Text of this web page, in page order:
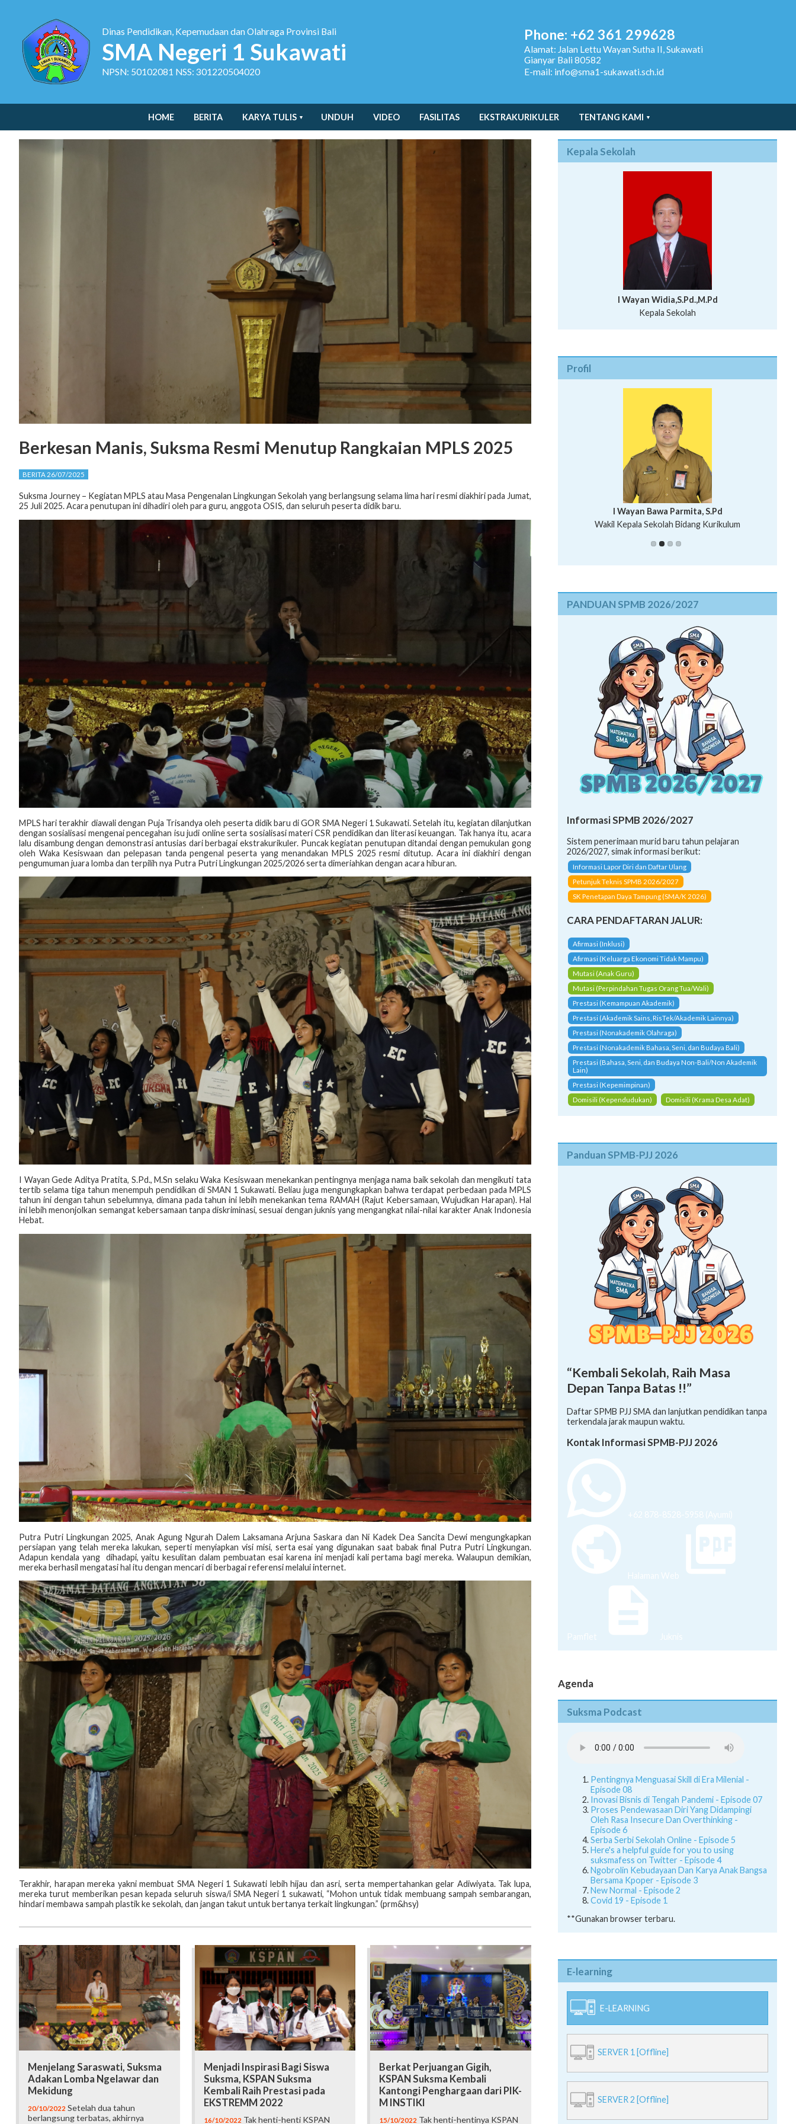
Dinas Pendidikan, Kepemudaan dan Olahraga Provinsi Bali
SMA Negeri 1 Sukawati
NPSN: 50102081 NSS: 301220504020
Phone: +62 361 299628
Alamat: Jalan Lettu Wayan Sutha II, Sukawati
Gianyar Bali 80582
E-mail: info@sma1-sukawati.sch.id
HOME BERITA KARYA TULIS UNDUH VIDEO FASILITAS EKSTRAKURIKULER TENTANG KAMI
Berkesan Manis, Suksma Resmi Menutup Rangkaian MPLS 2025
BERITA 26/07/2025
Suksma Journey – Kegiatan MPLS atau Masa Pengenalan Lingkungan Sekolah yang berlangsung selama lima hari resmi diakhiri pada Jumat,
25 Juli 2025. Acara penutupan ini dihadiri oleh para guru, anggota OSIS, dan seluruh peserta didik baru.
MPLS hari terakhir diawali dengan Puja Trisandya oleh peserta didik baru di GOR SMA Negeri 1 Sukawati. Setelah itu, kegiatan dilanjutkan
dengan sosialisasi mengenai pencegahan isu judi online serta sosialisasi materi CSR pendidikan dan literasi keuangan. Tak hanya itu, acara
lalu disambung dengan demonstrasi antusias dari berbagai ekstrakurikuler. Puncak kegiatan penutupan ditandai dengan pemukulan gong
oleh Waka Kesiswaan dan pelepasan tanda pengenal peserta yang menandakan MPLS 2025 resmi ditutup. Acara ini diakhiri dengan
pengumuman juara lomba dan terpilih nya Putra Putri Lingkungan 2025/2026 serta dimeriahkan dengan acara hiburan.
I Wayan Gede Aditya Pratita, S.Pd., M.Sn selaku Waka Kesiswaan menekankan pentingnya menjaga nama baik sekolah dan mengikuti tata
tertib selama tiga tahun menempuh pendidikan di SMAN 1 Sukawati. Beliau juga mengungkapkan bahwa terdapat perbedaan pada MPLS
tahun ini dengan tahun sebelumnya, dimana pada tahun ini lebih menekankan tema RAMAH (Rajut Kebersamaan, Wujudkan Harapan). Hal
ini lebih menonjolkan semangat kebersamaan tanpa diskriminasi, sesuai dengan juknis yang mengangkat nilai-nilai karakter Anak Indonesia
Hebat.
Putra Putri Lingkungan 2025, Anak Agung Ngurah Dalem Laksamana Arjuna Saskara dan Ni Kadek Dea Sancita Dewi mengungkapkan
persiapan yang telah mereka lakukan, seperti menyiapkan visi misi, serta esai yang digunakan saat babak final Putra Putri Lingkungan.
Adapun kendala yang dihadapi, yaitu kesulitan dalam pembuatan esai karena ini menjadi kali pertama bagi mereka. Walaupun demikian,
mereka berhasil mengatasi hal itu dengan mencari di berbagai referensi melalui internet.
Terakhir, harapan mereka yakni membuat SMA Negeri 1 Sukawati lebih hijau dan asri, serta mempertahankan gelar Adiwiyata. Tak lupa,
mereka turut memberikan pesan kepada seluruh siswa/i SMA Negeri 1 sukawati, “Mohon untuk tidak membuang sampah sembarangan,
hindari membawa sampah plastik ke sekolah, dan jangan takut untuk bertanya terkait lingkungan.” (prm&hsy)
Menjelang Saraswati, Suksma
Adakan Lomba Ngelawar dan
Mekidung
20/10/2022 Setelah dua tahun
berlangsung terbatas, akhirnya
Menjadi Inspirasi Bagi Siswa
Suksma, KSPAN Suksma
Kembali Raih Prestasi pada
EKSTREMM 2022
16/10/2022 Tak henti-henti KSPAN
Berkat Perjuangan Gigih,
KSPAN Suksma Kembali
Kantongi Penghargaan dari PIK-
M INSTIKI
15/10/2022 Tak henti-hentinya KSPAN
Kepala Sekolah
I Wayan Widia,S.Pd.,M.Pd
Kepala Sekolah
Profil
Putu Suhartana, S.Pd.
I Wayan Bawa Parmita, S.Pd
Wakil Kepala Sekolah Bidang Kurikulum
I Wayan Gede Aditya Pratita, S.Pd., M.Sn
Wakil Kepala Sekolah Bidang Kesiswaan
Ni Wayan Nopi Sutantri, S.Pd.
PANDUAN SPMB 2026/2027
Informasi SPMB 2026/2027
Sistem penerimaan murid baru tahun pelajaran
2026/2027, simak informasi berikut:
Informasi Lapor Diri dan Daftar Ulang
Petunjuk Teknis SPMB 2026/2027
SK Penetapan Daya Tampung (SMA/K 2026)
CARA PENDAFTARAN JALUR:
Afirmasi (Inklusi)
Afirmasi (Keluarga Ekonomi Tidak Mampu)
Mutasi (Anak Guru)
Mutasi (Perpindahan Tugas Orang Tua/Wali)
Prestasi (Kemampuan Akademik)
Prestasi (Akademik Sains, RisTek/Akademik Lainnya)
Prestasi (Nonakademik Olahraga)
Prestasi (Nonakademik Bahasa, Seni, dan Budaya Bali)
Prestasi (Bahasa, Seni, dan Budaya Non-Bali/Non Akademik
Lain)
Prestasi (Kepemimpinan)
Domisili (Kependudukan)
Domisili (Krama Desa Adat)
Panduan SPMB-PJJ 2026
“Kembali Sekolah, Raih Masa
Depan Tanpa Batas !!”
Daftar SPMB PJJ SMA dan lanjutkan pendidikan tanpa
terkendala jarak maupun waktu.
Kontak Informasi SPMB-PJJ 2026
+62 878-8528-5958 (Ayumi)
Halaman Web
Pamflet Juknis
Agenda
Suksma Podcast
Pentingnya Menguasai Skill di Era Milenial -
Episode 08
Inovasi Bisnis di Tengah Pandemi - Episode 07
Proses Pendewasaan Diri Yang Didampingi
Oleh Rasa Insecure Dan Overthinking -
Episode 6
Serba Serbi Sekolah Online - Episode 5
Here's a helpful guide for you to using
suksmafess on Twitter - Episode 4
Ngobrolin Kebudayaan Dan Karya Anak Bangsa
Bersama Kpoper - Episode 3
New Normal - Episode 2
Covid 19 - Episode 1
**Gunakan browser terbaru.
E-learning
E-LEARNING
SERVER 1 [Offline]
SERVER 2 [Offline]